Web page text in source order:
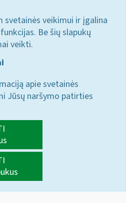
svetainės veikimui ir įgalina
Be šių slapukų
veikti.
apie svetainės
Jūsų naršymo patirties